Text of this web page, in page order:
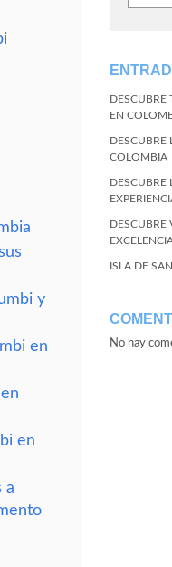
y
en
en
a
DESCUBRE
EN
DESCUBRE
COLOMBIA
DESCUBRE
DESCUBRE
ISLA DE
No hay